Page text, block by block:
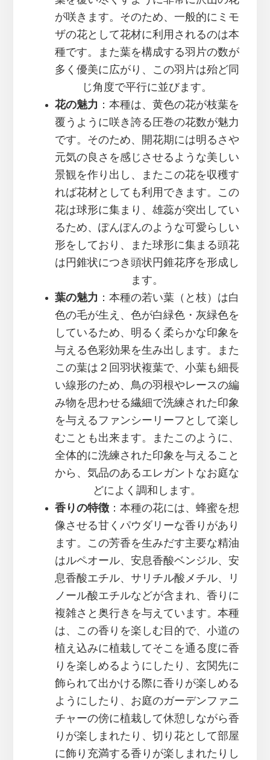
が咲きます。そのため、一般的にミモ
ザの花として花材に利用されるのは本
種です。また葉を構成する羽片の数が
多く優美に広がり、この羽片は殆ど同
じ角度で平行に並びます。
花の魅力 ：本種は、黄色の花が枝葉を
覆うように咲き誇る圧巻の花数が魅力
です。そのため、開花期には明るさや
元気の良さを感じさせるような美しい
景観を作り出し、またこの花を収穫す
れば花材としても利用できます。この
花は球形に集まり、雄蕊が突出してい
るため、ぽんぽんのような可愛らしい
形をしており、また球形に集まる頭花
は円錐状につき頭状円錐花序を形成し
ます。
葉の魅力 ：本種の若い葉（と枝）は白
色の毛が生え、色が白緑色・灰緑色を
しているため、明るく柔らかな印象を
与える色彩効果を生み出します。また
この葉は２回羽状複葉で、小葉も細長
い線形のため、鳥の羽根やレースの編
み物を思わせる繊細で洗練された印象
を与えるファンシーリーフとして楽し
むことも出来ます。またこのように、
全体的に洗練された印象を与えること
から、気品のあるエレガントなお庭な
どによく調和します。
香りの特徴 ：本種の花には、蜂蜜を想
像させる甘くパウダリーな香りがあり
ます。この芳香を生みだす主要な精油
はルペオール、安息香酸ベンジル、安
息香酸エチル、サリチル酸メチル、リ
ノール酸エチルなどが含まれ、香りに
複雑さと奥行きを与えています。本種
は、この香りを楽しむ目的で、小道の
植え込みに植栽してそこを通る度に香
りを楽しめるようにしたり、玄関先に
飾られて出かける際に香りが楽しめる
ようにしたり、お庭のガーデンファニ
チャーの傍に植栽して休憩しながら香
りが楽しまれたり、切り花として部屋
に飾り充満する香りが楽しまれたりし